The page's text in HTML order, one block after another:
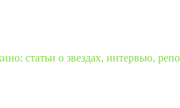
статьи о звездах, интервью,